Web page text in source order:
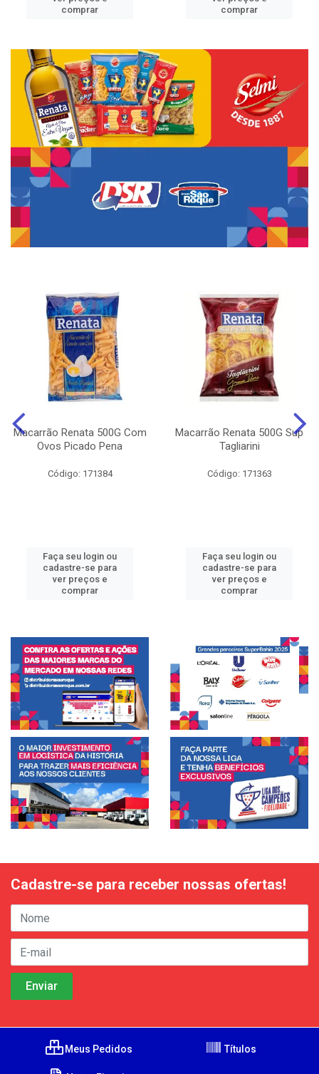
comprar
comprar
Macarrão Renata 500G Com
Ovos Picado Pena
Código: 171384
Faça seu login ou
cadastre-se para
ver preços e
comprar
Macarrão Renata 500G Sup
Tagliarini
Código: 171363
Faça seu login ou
cadastre-se para
ver preços e
comprar
Cadastre-se para receber nossas ofertas!
Meus Pedidos Títulos